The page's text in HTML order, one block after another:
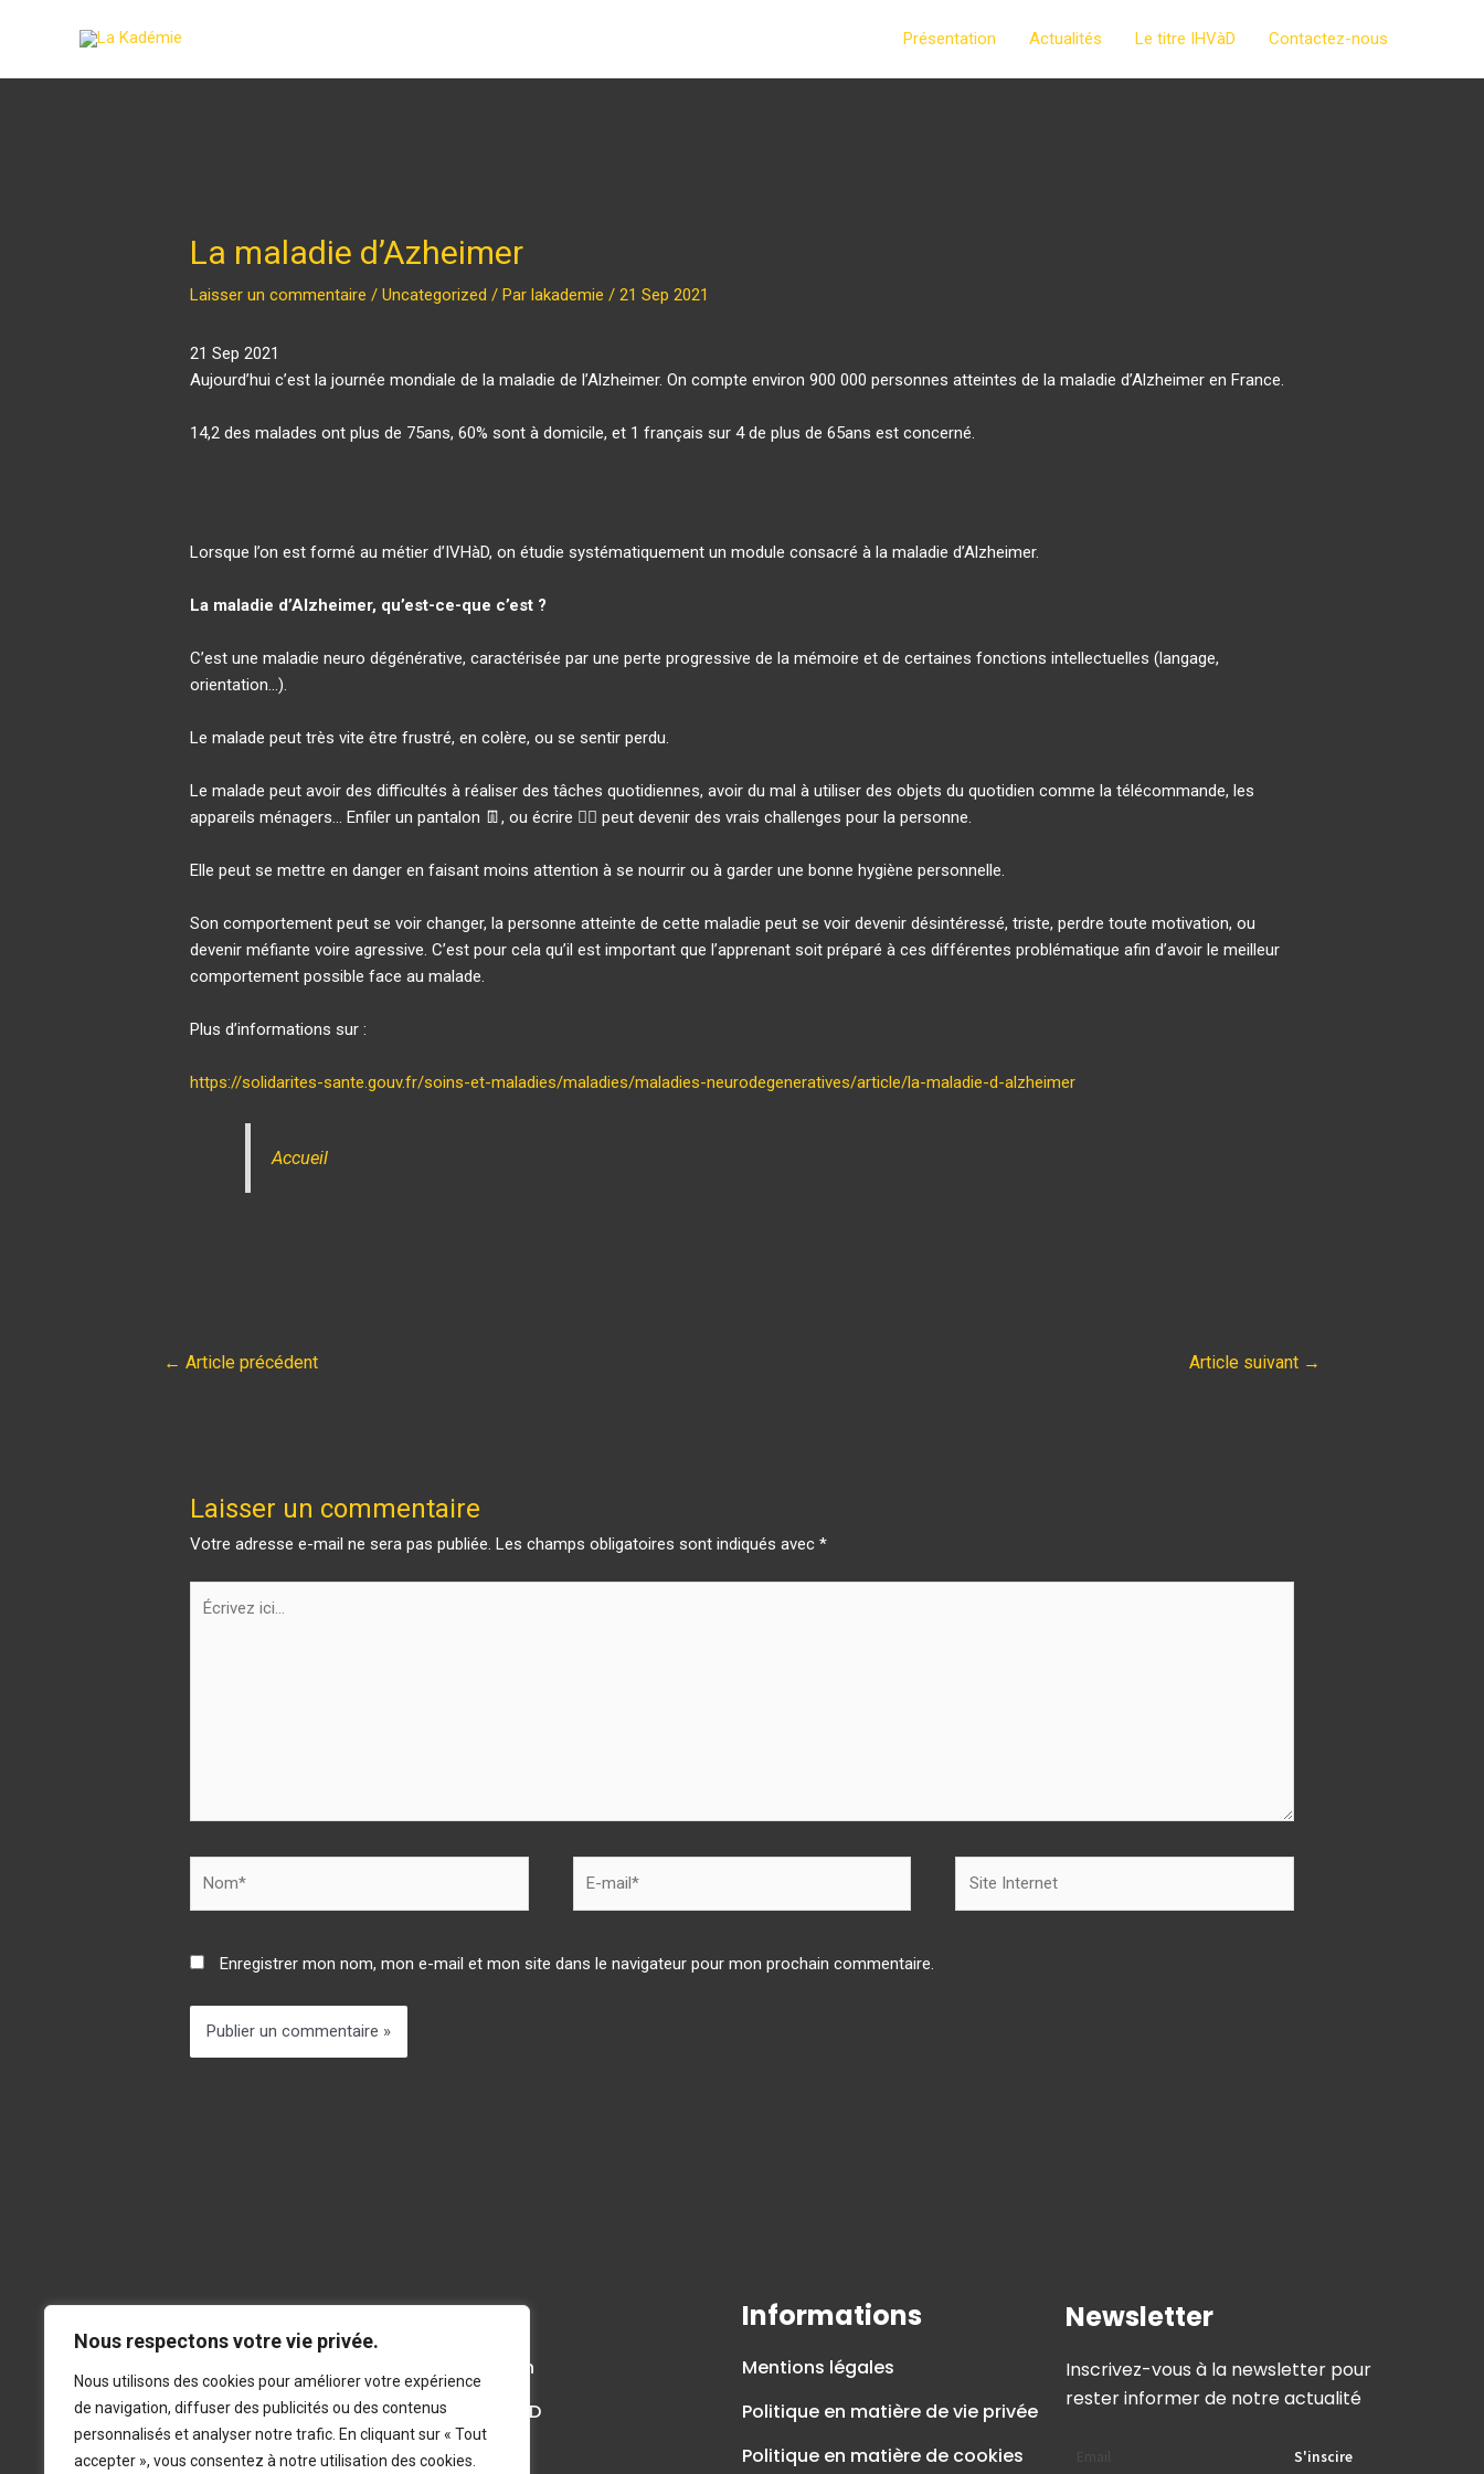
Nous respectons votre vie privée.
Nous utilisons des cookies pour améliorer votre expérience
de navigation, diffuser des publicités ou des contenus
personnalisés et analyser notre trafic. En cliquant sur « Tout
accepter », vous consentez à notre utilisation des cookies.
Présentation Actualités Le titre IHVàD Contactez-nous
La maladie d’Azheimer
Laisser un commentaire /Uncategorized / Parlakademie /21 Sep 2021
21 Sep 2021
Aujourd’hui c’est la journée mondiale de la maladie de l’Alzheimer. On compte environ 900 000 personnes atteintes de la maladie d’Alzheimer en France.
14,2 des malades ont plus de 75ans, 60% sont à domicile, et 1 français sur 4 de plus de 65ans est concerné.
Lorsque l’on est formé au métier d’IVHàD, on étudie systématiquement un module consacré à la maladie d’Alzheimer.
La maladie d’Alzheimer, qu’est-ce-que c’est ?
C’est une maladie neuro dégénérative, caractérisée par une perte progressive de la mémoire et de certaines fonctions intellectuelles (langage,
orientation…).
Le malade peut très vite être frustré, en colère, ou se sentir perdu.
Le malade peut avoir des difficultés à réaliser des tâches quotidiennes, avoir du mal à utiliser des objets du quotidien comme la télécommande, les
appareils ménagers… Enfiler un pantalon 👖, ou écrire ✍🏻 peut devenir des vrais challenges pour la personne.
Elle peut se mettre en danger en faisant moins attention à se nourrir ou à garder une bonne hygiène personnelle.
Son comportement peut se voir changer, la personne atteinte de cette maladie peut se voir devenir désintéressé, triste, perdre toute motivation, ou
devenir méfiante voire agressive. C’est pour cela qu’il est important que l’apprenant soit préparé à ces différentes problématique afin d’avoir le meilleur
comportement possible face au malade.
Plus d’informations sur :
https://solidarites-sante.gouv.fr/soins-et-maladies/maladies/maladies-neurodegeneratives/article/la-maladie-d-alzheimer
Accueil
← Article précédent Article suivant →
Laisser un commentaire
Votre adresse e-mail ne sera pas publiée. Les champs obligatoires sont indiqués avec*
Enregistrer mon nom, mon e-mail et mon site dans le navigateur pour mon prochain commentaire.
pédagogique et d’animation
de l’organisme de formation
K.LéORH.
Menu
Présentation
Le Titre IHVàD
Actualités
Informations
Mentions légales
Politique en matière de vie privée
Politique en matière de cookies
Newsletter
Inscrivez-vous à la newsletter pour
rester informer de notre actualité
S'inscire